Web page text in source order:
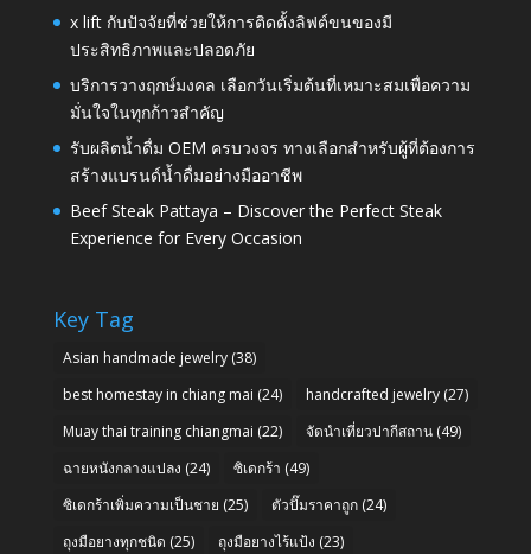
x lift กับปัจจัยที่ช่วยให้การติดตั้งลิฟต์ขนของมี
ประสิทธิภาพและปลอดภัย
บริการวางฤกษ์มงคล เลือกวันเริ่มต้นที่เหมาะสมเพื่อความ
มั่นใจในทุกก้าวสำคัญ
รับผลิตน้ำดื่ม OEM ครบวงจร ทางเลือกสำหรับผู้ที่ต้องการ
สร้างแบรนด์น้ำดื่มอย่างมืออาชีพ
Beef Steak Pattaya – Discover the Perfect Steak
Experience for Every Occasion
Key Tag
Asian handmade jewelry(38)
best homestay in chiang mai (24) handcrafted jewelry(27)
Muay thai training chiangmai (22) จัดนำเที่ยวปากีสถาน(49)
ฉายหนังกลางแปลง (24) ซิเดกร้า (49)
ซิเดกร้าเพิ่มความเป็นชาย (25) ตัวปั๊มราคาถูก(24)
ถุงมือยางทุกชนิด (25) ถุงมือยางไร้แป้ง (23)